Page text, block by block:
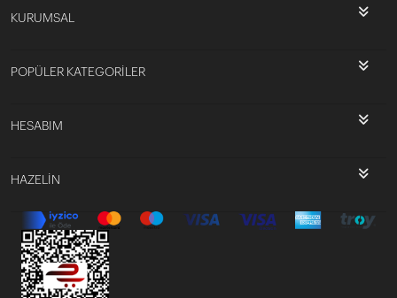
KURUMSAL
POPÜLER KATEGORİLER
HESABIM
HAZELİN